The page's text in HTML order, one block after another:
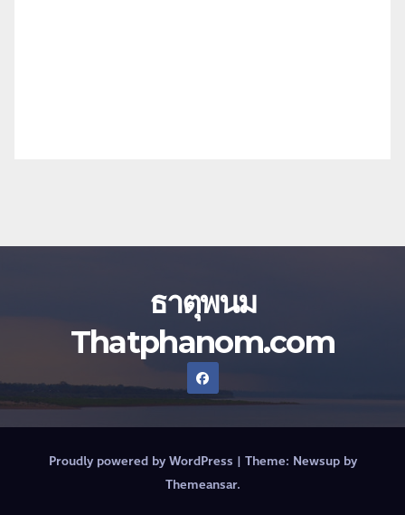
ธาตุพนม
Thatphanom.com
Proudly powered by WordPress | Theme: Newsupby
Themeansar.